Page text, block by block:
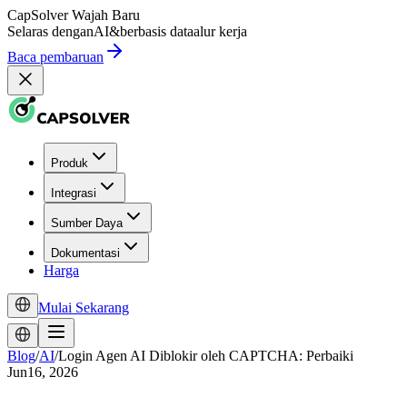
CapSolver Wajah Baru
Selaras denganAI&berbasis dataalur kerja
Baca pembaruan
Produk
Integrasi
Sumber Daya
Dokumentasi
Harga
Mulai Sekarang
Blog/AI/Login Agen AI Diblokir oleh CAPTCHA: Perbaiki
Jun16, 2026